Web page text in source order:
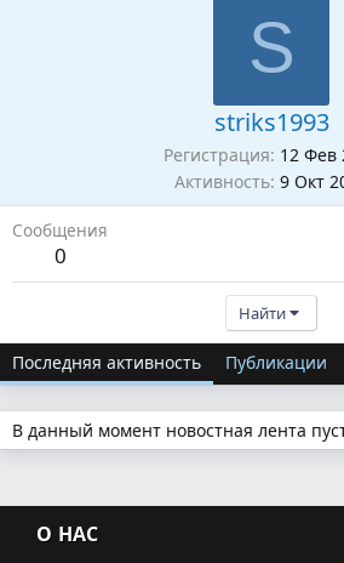
S
striks1993
Регистрация 12 Фев
Активность 9 Окт
Сообщения
0
Найти
Последняя активность Публикации
В данный момент новостная лента
О НАС